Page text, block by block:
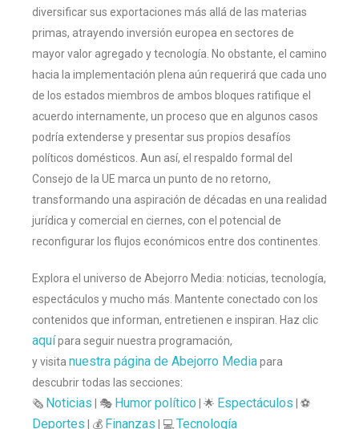
diversificar sus exportaciones más allá de las materias
primas, atrayendo inversión europea en sectores de
mayor valor agregado y tecnología. No obstante, el camino
hacia la implementación plena aún requerirá que cada uno
de los estados miembros de ambos bloques ratifique el
acuerdo internamente, un proceso que en algunos casos
podría extenderse y presentar sus propios desafíos
políticos domésticos. Aun así, el respaldo formal del
Consejo de la UE marca un punto de no retorno,
transformando una aspiración de décadas en una realidad
jurídica y comercial en ciernes, con el potencial de
reconfigurar los flujos económicos entre dos continentes.
Explora el universo de Abejorro Media: noticias, tecnología,
espectáculos y mucho más. Mantente conectado con los
contenidos que informan, entretienen e inspiran. Haz clic
aquípara seguir nuestra programación,
y visita nuestra página de Abejorro Mediapara
descubrir todas las secciones:
🗞️ Noticias | 🎭 Humor político| 🌟 Espectáculos | ⚽
Deportes | 💰 Finanzas | 💻 Tecnología